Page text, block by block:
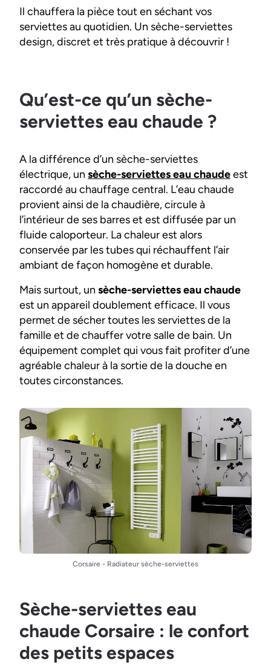
Il chauffera la pièce tout en séchant vos
serviettes au quotidien. Un sèche-serviettes
design, discret et très pratique à découvrir !
Qu’est-ce qu’un sèche-
serviettes eau chaude ?
A la différence d’un sèche-serviettes
électrique, un sèche-serviettes eau chaudeest
raccordé au chauffage central. L’eau chaude
provient ainsi de la chaudière, circule à
l’intérieur de ses barres et est diffusée par un
fluide caloporteur. La chaleur est alors
conservée par les tubes qui réchauffent l’air
ambiant de façon homogène et durable.
Mais surtout, un sèche-serviettes eau chaude
est un appareil doublement efficace. Il vous
permet de sécher toutes les serviettes de la
famille et de chauffer votre salle de bain. Un
équipement complet qui vous fait profiter d’une
agréable chaleur à la sortie de la douche en
toutes circonstances.
Corsaire - Radiateur sèche-serviettes
Sèche-serviettes eau
chaude Corsaire : le confort
des petits espaces